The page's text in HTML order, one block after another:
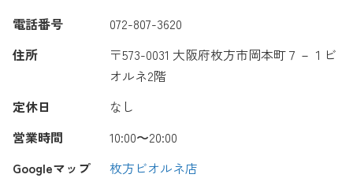
電話番号
072-807-3620
住所
〒573-0031 大阪府枚方市岡本町７－１ビ
オルネ2階
定休日
なし
営業時間
10:00〜20:00
Googleマップ
枚方ビオルネ店